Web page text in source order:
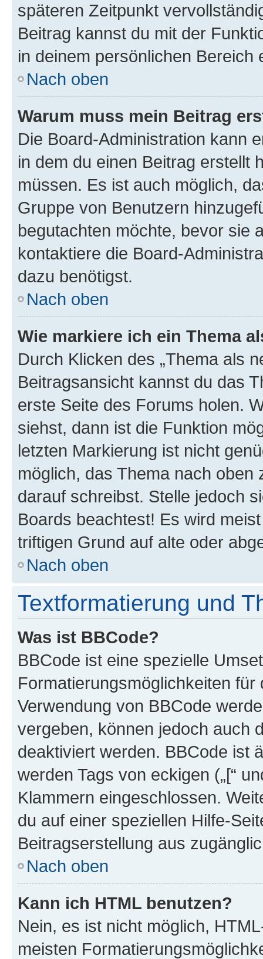
späteren Zeitpunkt
Beitrag kannst du mit der
in deinem persönlichen Bereich
Nach oben
Warum muss mein Beitrag
Die Board-Administration kann
in dem du einen Beitrag erstellt
müssen. Es ist auch möglich,
Gruppe von Benutzern
begutachten möchte, bevor sie
kontaktiere die Board-
dazu benötigst.
Nach oben
Wie markiere ich ein Thema
Durch Klicken des „Thema als
Beitragsansicht kannst du das
erste Seite des Forums holen.
siehst, dann ist die Funktion
letzten Markierung ist nicht
möglich, das Thema nach oben
darauf schreibst. Stelle jedoch
Boards beachtest! Es wird
triftigen Grund auf alte oder
Nach oben
Textformatierung und
Was ist BBCode?
BBCode ist eine spezielle
Formatierungsmöglichkeiten
Verwendung von BBCode
vergeben, können jedoch auch
deaktiviert werden. BBCode ist
werden Tags von eckigen („[“
Klammern eingeschlossen.
du auf einer speziellen Hilfe-
Beitragserstellung aus
Nach oben
Kann ich HTML benutzen?
Nein, es ist nicht möglich,
meisten